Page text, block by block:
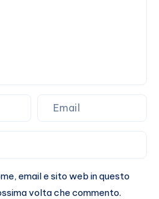
email e sito web in questo
volta che commento.